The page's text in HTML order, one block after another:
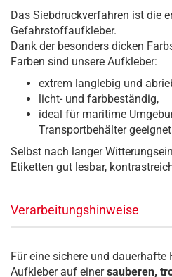
Das Siebdruckverfahren ist die
Gefahrstoffaufkleber.
Dank der besonders dicken
Farben sind unsere Aufkleber:
extrem langlebig und
licht- und farbbeständig,
ideal für maritime
Transportbehälter
Selbst nach langer
Etiketten gut lesbar,
Verarbeitungshinweise
Für eine sichere und
Aufkleber auf einersauberen,